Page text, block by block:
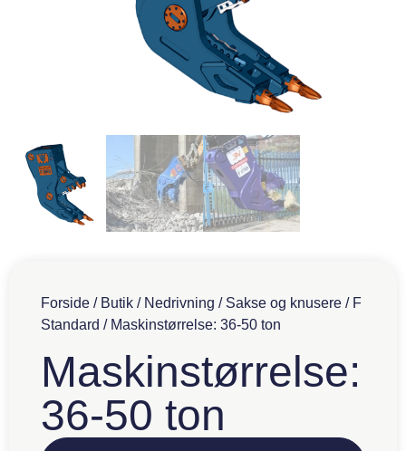
Forside / Butik / Nedrivning / Sakse og knusere / F
Standard / Maskinstørrelse: 36-50 ton
Maskinstørrelse:
36-50 ton